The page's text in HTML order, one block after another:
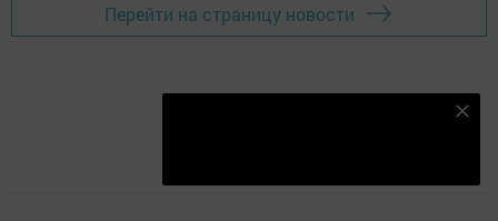
Перейти на страницу новости